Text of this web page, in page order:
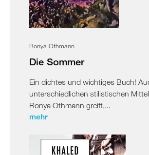
Ronya Othmann
Die Sommer
Ein dichtes und wichtiges Buch!
unterschiedlichen stilistischen
Ronya Othmann greift,...
mehr